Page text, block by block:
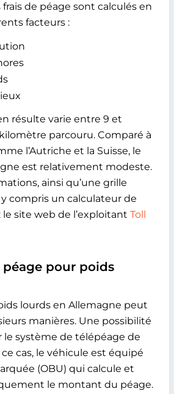
de péage sont calculés en
facteurs :
résulte varie entre 9 et
parcouru. Comparé à
l’Autriche et la Suisse, le
est relativement modeste.
ainsi qu’une grille
compris un calculateur de
site web de l’exploitant Toll
pour poids
lourds en Allemagne peut
manières. Une possibilité
le système de télépéage de
ce cas, le véhicule est équipé
(OBU) qui calcule et
le montant du péage.